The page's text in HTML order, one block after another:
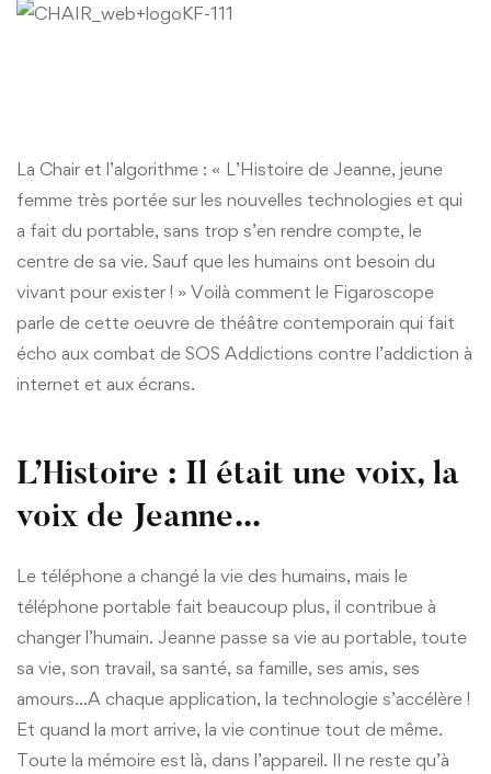
La Chair et l’algorithme : « L’Histoire de Jeanne, jeune
femme très portée sur les nouvelles technologies et qui
a fait du portable, sans trop s’en rendre compte, le
centre de sa vie. Sauf que les humains ont besoin du
vivant pour exister ! » Voilà comment le Figaroscope
parle de cette oeuvre de théâtre contemporain qui fait
écho aux combat de SOS Addictions contre l’addiction à
internet et aux écrans.
L’Histoire : Il était une voix, la
voix de Jeanne…
Le téléphone a changé la vie des humains, mais le
téléphone portable fait beaucoup plus, il contribue à
changer l’humain. Jeanne passe sa vie au portable, toute
sa vie, son travail, sa santé, sa famille, ses amis, ses
amours…A chaque application, la technologie s’accélère !
Et quand la mort arrive, la vie continue tout de même.
Toute la mémoire est là, dans l’appareil. Il ne reste qu’à